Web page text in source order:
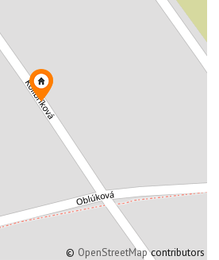
© OpenStreetMapcontributors